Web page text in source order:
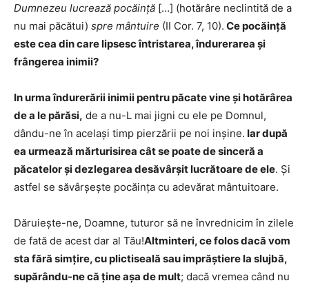
Dumnezeu lucrează pocăinţă […] (hotărâre neclintită de a
nu mai păcătui) spre mântuire (II Cor. 7, 10). Ce pocăinţă
este cea din care lipsesc întristarea, îndurerarea şi
frângerea inimii?
In urma îndurerării inimii pentru păcate vine şi hotărârea
de a le părăsi, de a nu-L mai jigni cu ele pe Domnul,
dându-ne în acelaşi timp pierzării pe noi inşine. Iar după
ea urmează mărturisirea cât se poate de sinceră a
păcatelor şi dezlegarea desăvârşit lucrătoare de ele. Şi
astfel se săvârşeşte pocăinţa cu ade­vărat mântuitoare.
Dăruieşte-ne, Doamne, tuturor să ne învrednicim în zilele
de fată de acest dar al Tău!Altminteri, ce folos dacă vom
sta fără simţire, cu plictiseală sau imprăştiere la slujbă,
supărându-ne că ţine aşa de mult; dacă vremea când nu